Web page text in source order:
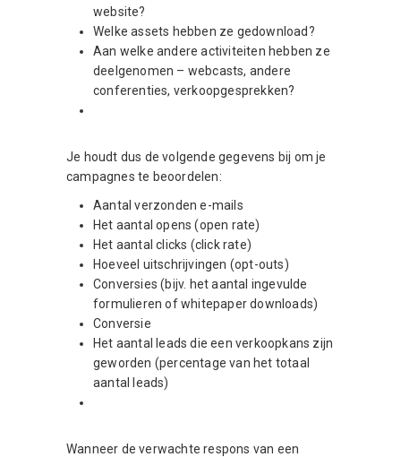
website?
Welke assets hebben ze gedownload?
Aan welke andere activiteiten hebben ze
deelgenomen – webcasts, andere
conferenties, verkoopgesprekken?
Je houdt dus de volgende gegevens bij om je
campagnes te beoordelen:
Aantal verzonden e-mails
Het aantal opens (open rate)
Het aantal clicks (click rate)
Hoeveel uitschrijvingen (opt-outs)
Conversies (bijv. het aantal ingevulde
formulieren of whitepaper downloads)
Conversie
Het aantal leads die een verkoopkans zijn
geworden (percentage van het totaal
aantal leads)
Wanneer de verwachte respons van een